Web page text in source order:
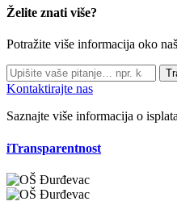
Želite znati više?
Potražite više informacija oko
Kontaktirajte nas
Saznajte više informacija o
iTransparentnost